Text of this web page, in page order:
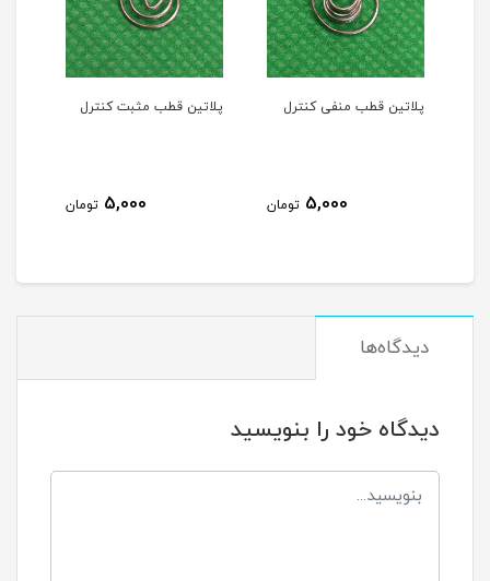
پلاتین قطب منفی کنترل
5,000 تومان
پلاتین قطب مثبت کنترل
5,000 تومان
دیدگاه‌ها
دیدگاه خود را بنویسید